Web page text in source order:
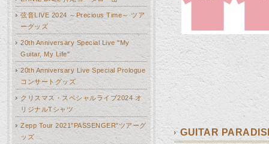
弦音LIVE 2024 ～Precious Time～ ツア
ーグッズ
20th Anniversary Special Live "My
Guitar, My Life"
20th Anniversary Live Special Prologue
コンサートグッズ
クリスマス・スペシャルライブ2024 オ
リジナルTシャツ
Zepp Tour 2021"PASSENGER"ツアーグ
ッズ
GUITAR